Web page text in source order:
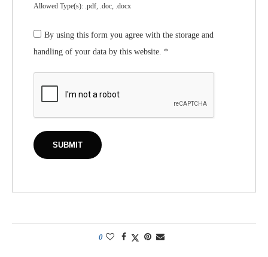
Allowed Type(s): .pdf, .doc, .docx
By using this form you agree with the storage and
handling of your data by this website. *
0